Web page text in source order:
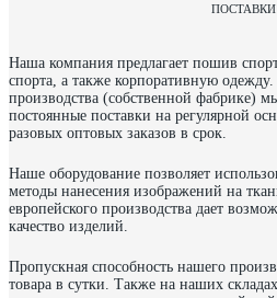
Наша компания предлагает пошив
спорта, а также корпоративную
производства (собственной фабрике)
постоянные поставки на регулярной
разовых оптовых заказов в срок.
Наше оборудование позволяет
методы нанесения изображений на
европейского производства дает
качество изделий.
Пропускная способность нашего
товара в сутки. Также на наших